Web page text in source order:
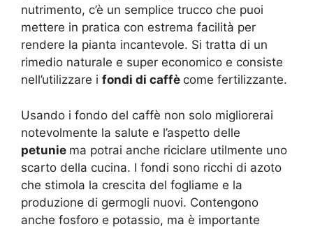
nutrimento, c’è un semplice trucco che puoi
mettere in pratica con estrema facilità per
rendere la pianta incantevole. Si tratta di un
rimedio naturale e super economico e consiste
nell’utilizzare i fondi di caffè come fertilizzante.
Usando i fondo del caffè non solo migliorerai
notevolmente la salute e l’aspetto delle
petunie ma potrai anche riciclare utilmente uno
scarto della cucina. I fondi sono ricchi di azoto
che stimola la crescita del fogliame e la
produzione di germogli nuovi. Contengono
anche fosforo e potassio, ma è importante